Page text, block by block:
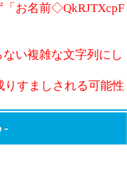
お名前◇QkRJTXcpF
い複雑な文字列にし
りすましされる可能性
-